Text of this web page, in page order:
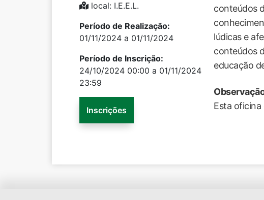
local: I.E.E.L.
Período de Realização:
01/11/2024 a 01/11/2024
Período de Inscrição:
24/10/2024 00:00 a 01/11/2024
23:59
Inscrições
conteúdos
lúdicas e
conteúdos
educação
Esta oficina